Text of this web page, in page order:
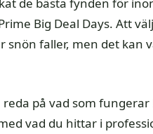
Big Deal Days. Att
snön faller, men det kan
på vad som
vad du hittar i